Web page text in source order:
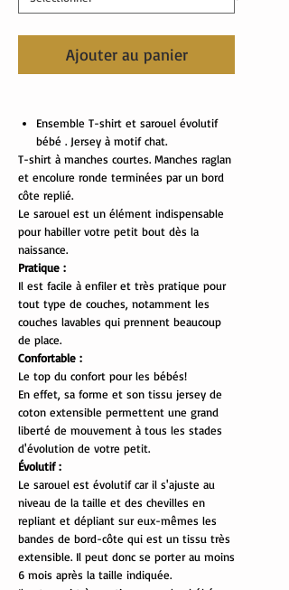
Ajouter au panier
Ensemble T-shirt et sarouel évolutif
bébé . Jersey à motif chat.
T-shirt à manches courtes. Manches raglan
et encolure ronde terminées par un bord
côte replié.
Le sarouel est un élément indispensable
pour habiller votre petit bout dès la
naissance.
Pratique :
Il est facile à enfiler et très pratique pour
tout type de couches, notamment les
couches lavables qui prennent beaucoup
de place.
Confortable :
Le top du confort pour les bébés!
En effet, sa forme et son tissu jersey de
coton extensible permettent une grand
liberté de mouvement à tous les stades
d'évolution de votre petit.
Évolutif :
Le sarouel est évolutif car il s'ajuste au
niveau de la taille et des chevilles en
repliant et dépliant sur eux-mêmes les
bandes de bord-côte qui est un tissu très
extensible. Il peut donc se porter au moins
6 mois après la taille indiquée.